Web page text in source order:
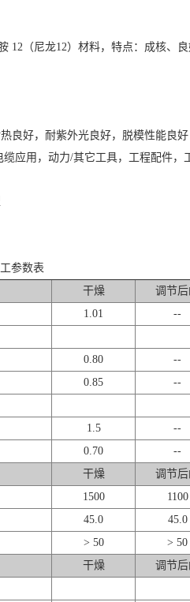
12（尼龙12）材料，特点：成核、
良好，耐紫外光良好，脱模性能良好
应用，动力/其它工具，工程配件
参数表
干燥 调节后
1.01 --
0.80 --
0.85 --
1.5 --
0.70 --
干燥 调节后
1500 1100
45.0 45.0
> 50 > 50
干燥 调节后